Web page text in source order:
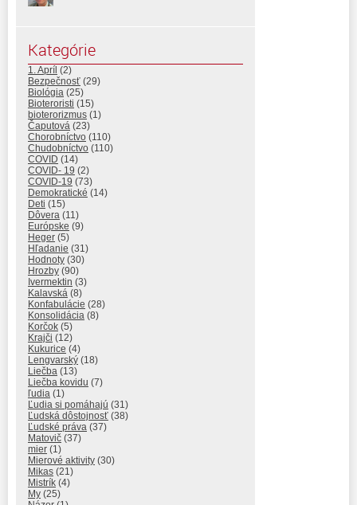
Kategórie
1. Apríl (2)
Bezpečnosť (29)
Biológia (25)
Bioteroristi (15)
bioterorizmus (1)
Čaputová (23)
Chorobníctvo (110)
Chudobníctvo (110)
COVID (14)
COVID- 19 (2)
COVID-19 (73)
Demokratické (14)
Deti (15)
Dôvera (11)
Európske (9)
Heger (5)
Hľadanie (31)
Hodnoty (30)
Hrozby (90)
Ivermektin (3)
Kalavská (8)
Konfabulácie (28)
Konsolidácia (8)
Korčok (5)
Krajči (12)
Kukurice (4)
Lengvarský (18)
Liečba (13)
Liečba kovidu (7)
ľudia (1)
Ľudia si pomáhajú (31)
Ľudská dôstojnosť (38)
Ľudské práva (37)
Matovič (37)
mier (1)
Mierové aktivity (30)
Mikas (21)
Mistrík (4)
My (25)